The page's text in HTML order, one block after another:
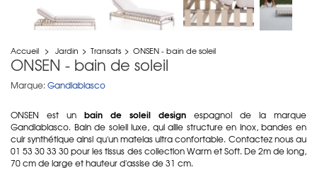
Accueil > Jardin > Transats > ONSEN - bain de soleil
ONSEN - bain de soleil
Marque: Gandiablasco
ONSEN est un bain de soleil design espagnol de la marque
Gandiablasco. Bain de soleil luxe, qui allie structure en inox, bandes en
cuir synthétique ainsi qu'un matelas ultra confortable. Contactez nous au
01 53 30 33 30 pour les tissus des collection Warm et Soft. De 2m de long,
70 cm de large et hauteur d'assise de 31 cm.